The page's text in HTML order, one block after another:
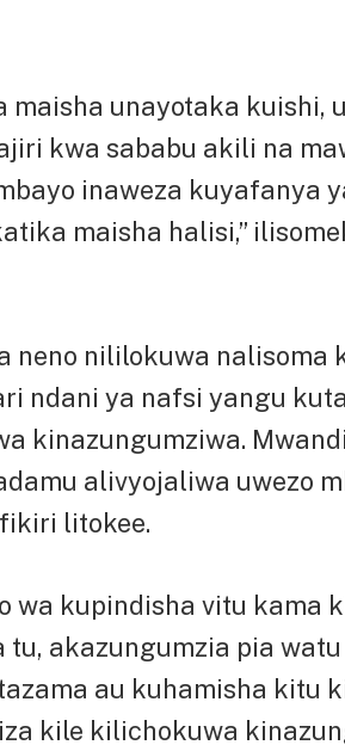
maisha unayotaka kuishi,
kwa sababu akili na
inaweza kuyafanya
maisha halisi,”
neno nililokuwa nalisoma
ndani ya nafsi yangu
kinazungumziwa.
alivyojaliwa uwezo
litokee.
wa kupindisha vitu kama
akazungumzia pia watu
au kuhamisha kitu
kile kilichokuwa